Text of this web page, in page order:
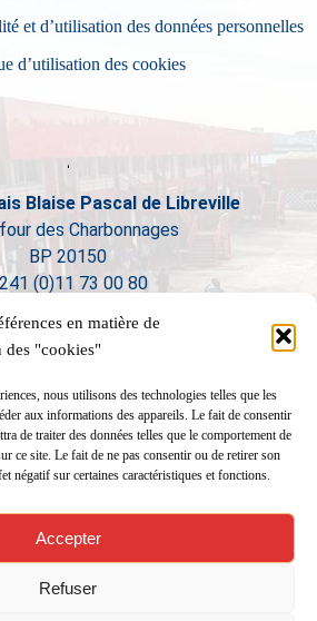
en matière de
des "cookies"
nous utilisons des technologies telles que les
aux informations des appareils. Le fait de consentir
de traiter des données telles que le comportement de
ce site. Le fait de ne pas consentir ou de retirer son
négatif sur certaines caractéristiques et fonctions.
Accepter
Refuser
et d’utilisation des données personnelles
d’utilisation des cookies
Blaise Pascal de Libreville
des Charbonnages
BP 20150
(0)11 73 00 80